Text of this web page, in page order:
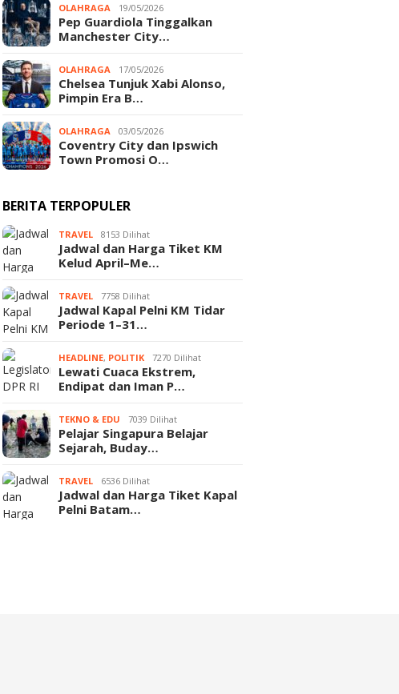
OLAHRAGA 19/05/2026
Pep Guardiola Tinggalkan
Manchester City…
OLAHRAGA 17/05/2026
Chelsea Tunjuk Xabi Alonso,
Pimpin Era B…
OLAHRAGA 03/05/2026
Coventry City dan Ipswich
Town Promosi O…
BERITA TERPOPULER
TRAVEL 8153 Dilihat
Jadwal dan Harga Tiket KM
Kelud April–Me…
TRAVEL 7758 Dilihat
Jadwal Kapal Pelni KM Tidar
Periode 1–31…
HEADLINE, POLITIK 7270 Dilihat
Lewati Cuaca Ekstrem,
Endipat dan Iman P…
TEKNO & EDU 7039 Dilihat
Pelajar Singapura Belajar
Sejarah, Buday…
TRAVEL 6536 Dilihat
Jadwal dan Harga Tiket Kapal
Pelni Batam…